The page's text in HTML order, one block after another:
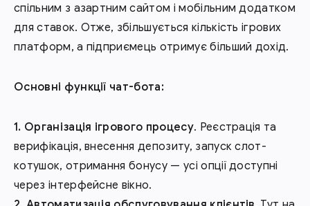
спільним з азартним сайтом і мобільним додатком
для ставок. Отже, збільшується кількість ігрових
платформ, а підприємець отримує більший дохід.
Основні функції чат-бота:
Організація ігрового процесу. Реєстрація та
верифікація, внесення депозиту, запуск слот-
котушок, отримання бонусу — усі опції доступні
через інтерфейсне вікно.